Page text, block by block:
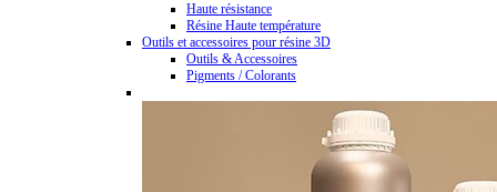
Haute résistance
Résine Haute température
Outils et accessoires pour résine 3D
Outils & Accessoires
Pigments / Colorants